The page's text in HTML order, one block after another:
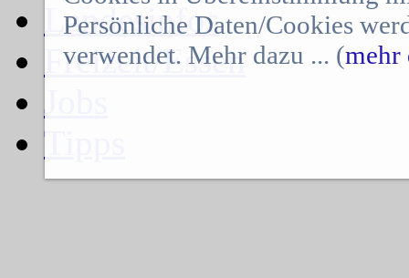
Persönliche Daten/Cookies
verwendet. Mehr dazu ... (mehr
Landesinfos
Freizeit/Essen
Jobs
Tipps